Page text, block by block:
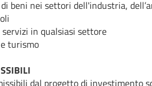
beni nei settori dell'industria,
in qualsiasi settore
turismo
dal progetto di investimento